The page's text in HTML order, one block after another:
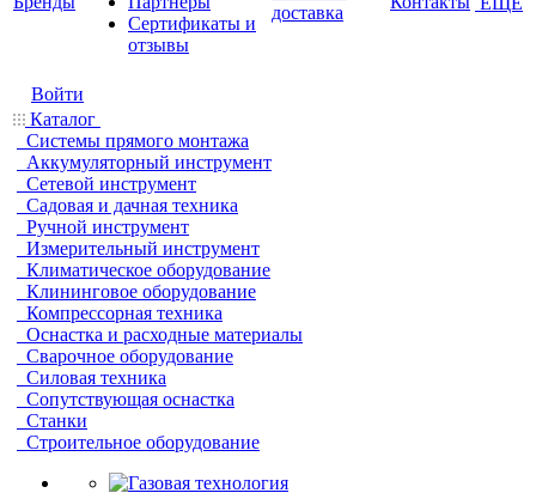
Cертификаты и
отзывы
доставка
Войти
Каталог
Системы прямого монтажа
Аккумуляторный инструмент
Сетевой инструмент
Садовая и дачная техника
Ручной инструмент
Измерительный инструмент
Климатическое оборудование
Клининговое оборудование
Компрессорная техника
Оснастка и расходные материалы
Сварочное оборудование
Силовая техника
Сопутствующая оснастка
Станки
Строительное оборудование